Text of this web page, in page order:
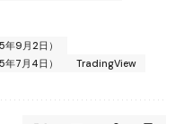
9月2日）
7月4日）
TradingView